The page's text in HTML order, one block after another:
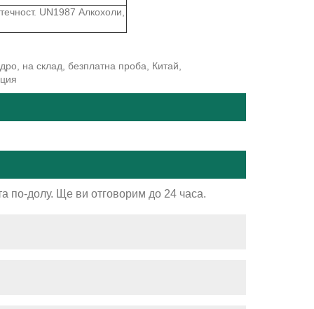
UN1987 Алкохоли,
на склад, безплатна проба, Китай,
по-долу. Ще ви отговорим до 24 часа.